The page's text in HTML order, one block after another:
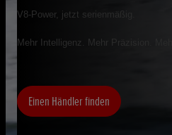
V8-Power, jetzt serienmäßig.
Mehr Intelligenz. Mehr Präzision.
Einen Händler finden